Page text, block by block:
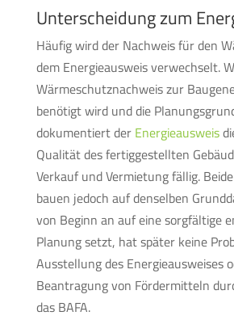
Unterscheidung zum
Häufig wird der Nachweis für den
dem Energieausweis verwechselt.
Wärmeschutznachweis zur
benötigt wird und die
dokumentiert derEnergieausweis
Qualität des fertiggestellten
Verkauf und Vermietung fällig.
bauen jedoch auf denselben
von Beginn an auf eine sorgfältige
Planung setzt, hat später keine
Ausstellung des Energieausweises
Beantragung von Fördermitteln
das BAFA.